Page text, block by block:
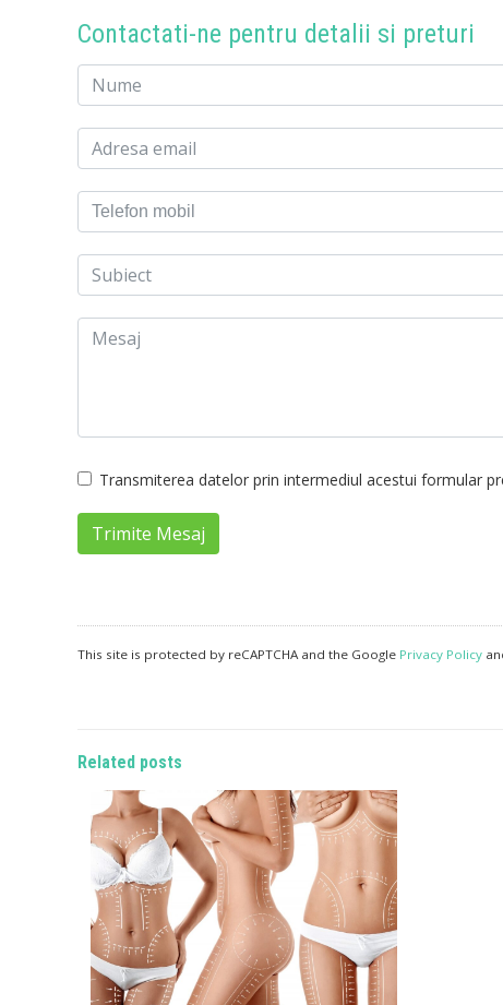
Contactati-ne pentru detalii si preturi
Transmiterea datelor prin intermediul acestui formular
Trimite Mesaj
This site is protected by reCAPTCHA and the Google Privacy Policy
Related posts